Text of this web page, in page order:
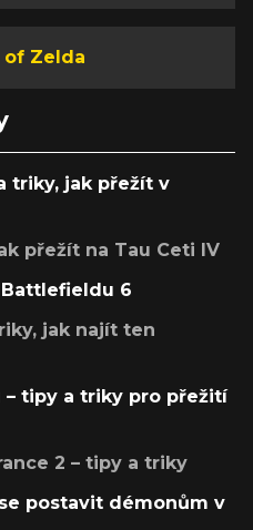
Zelda
triky, jak přežít v
přežít na Tau Ceti IV
6
jak najít ten
– tipy a triky pro přežití
2 – tipy a triky
postavit démonům v